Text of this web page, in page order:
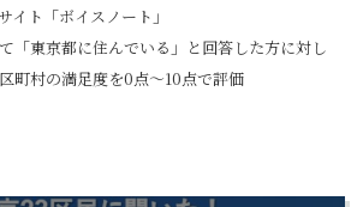
イト「ボイスノート」
「東京都に住んでいる」と回答した方に対し
町村の満足度を0点～10点で評価